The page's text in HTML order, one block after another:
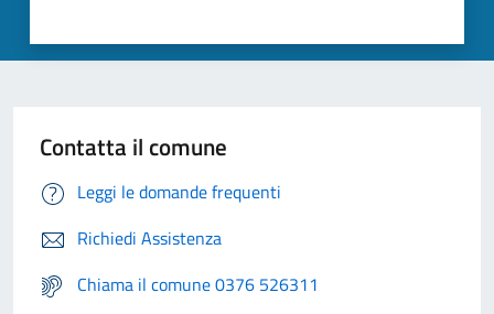
Contatta il comune
Leggi le domande frequenti
Richiedi Assistenza
Chiama il comune 0376 526311